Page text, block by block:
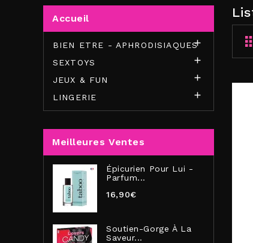
Accueil
BIEN ETRE - APHRODISIAQUES

SEXTOYS 
JEUX & FUN 
LINGERIE 
Meilleures Ventes
Épicurien Pour Lui -
Parfum...
16,90€
Soutien-Gorge À La
Saveur...